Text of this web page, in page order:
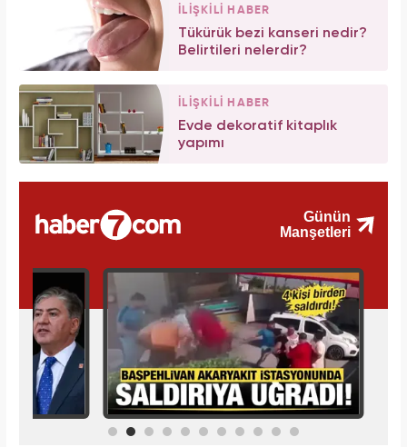
İLİŞKİLİ HABER
Tükürük bezi kanseri nedir?
Belirtileri nelerdir?
İLİŞKİLİ HABER
Evde dekoratif kitaplık
yapımı